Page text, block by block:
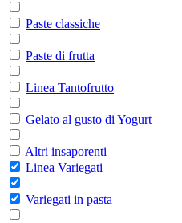
Paste classiche
Paste di frutta
Linea Tantofrutto
Gelato al gusto di Yogurt
Altri insaporenti
Linea Variegati
Variegati in pasta